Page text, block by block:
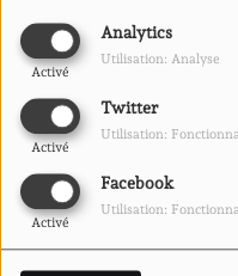
Analytics
Activé
Utilisation: Analyse
Twitter
Activé
Utilisation:
Facebook
Activé
Utilisation: